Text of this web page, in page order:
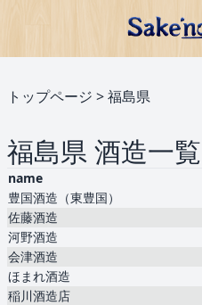
トップページ >福島県
福島県 酒造一覧
name
豊国酒造（東豊国）
佐藤酒造
河野酒造
会津酒造
ほまれ酒造
稲川酒造店